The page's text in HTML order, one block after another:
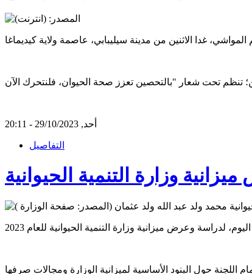
أحد, 29/10/2023 - 20:11
التفاصيل
وزارة التنمية الحيوانية